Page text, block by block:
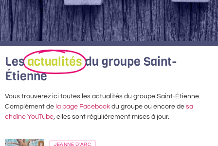
Lesactualitésdu groupe Saint-
Étienne
Vous trouverez ici toutes les actualités du groupe Saint-Étienne.
Complément de la page Facebook du groupe ou encore de sa
chaîne YouTube , elles sont régulièrement mises à jour.
JEANNE D'ARC